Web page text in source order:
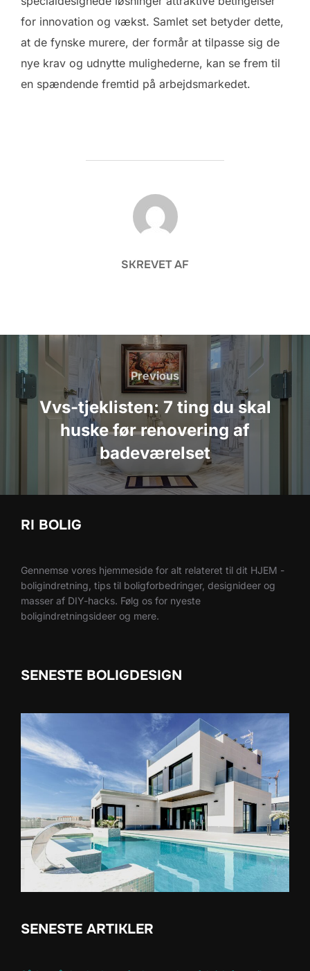
for innovation og vækst. Samlet set betyder dette,
at de fynske murere, der formår at tilpasse sig de
nye krav og udnytte mulighederne, kan se frem til
en spændende fremtid på arbejdsmarkedet.
FORFATTER
SKREVET AF
Indlægsnavigation
Previous
Previous
Vvs-tjeklisten: 7 ting du skal
huske før renovering af
badeværelset
RI BOLIG
Gennemse vores hjemmeside for alt relateret til dit HJEM -
boligindretning, tips til boligforbedringer, designideer og
masser af DIY-hacks. Følg os for nyeste
boligindretningsideer og mere.
SENESTE BOLIGDESIGN
SENESTE ARTIKLER